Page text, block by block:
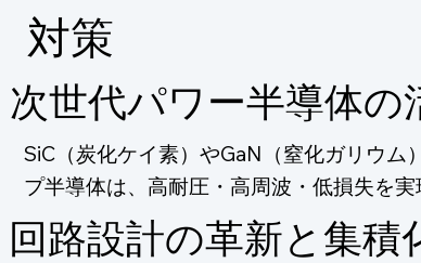
​対策
次世代パワー半導体の
SiC（炭化ケイ素）やGaN（窒化ガリウム
プ半導体は、高耐圧・高周波・低損失を実
回路設計の革新と集積